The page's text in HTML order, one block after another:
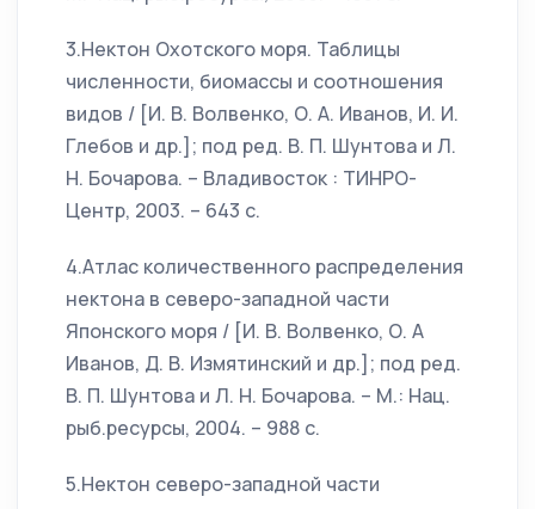
3.Нектон Охотского моря. Таблицы
численности, биомассы и соотношения
видов / [И. В. Волвенко, О. А. Иванов, И. И.
Глебов и др.]; под ред. В. П. Шунтова и Л.
Н. Бочарова. – Владивосток : ТИНРО-
Центр, 2003. – 643 с.
4.Атлас количественного распределения
нектона в северо-западной части
Японского моря / [И. В. Волвенко, О. А
Иванов, Д. В. Измятинский и др.]; под ред.
В. П. Шунтова и Л. Н. Бочарова. – М.: Нац.
рыб.ресурсы, 2004. – 988 с.
5.Нектон северо-западной части